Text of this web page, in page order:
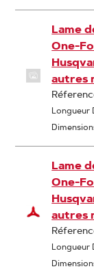
Lame
One-
autres
Longueur
Lame
One-
autres
Longueur